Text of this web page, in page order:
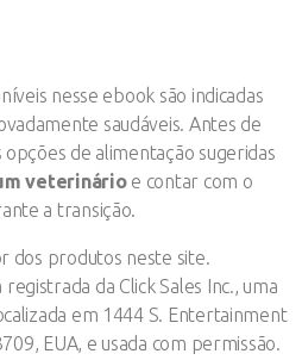
nesse ebook são indicadas
saudáveis. Antes de
de alimentação sugeridas
veterinárioe contar com o
a transição.
dos produtos neste site.
da Click Sales Inc., uma
em 1444 S. Entertainment
EUA, e usada com permissão.